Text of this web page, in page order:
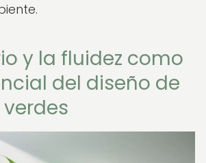
y la fluidez como
del diseño de